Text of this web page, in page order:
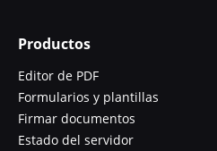
Productos
Editor de PDF
Formularios y plantillas
Firmar documentos
Estado del servidor